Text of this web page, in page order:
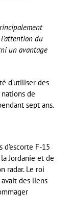
du
un avantage
d’utiliser des
de
sept ans.
d’escorte F-15
Jordanie et de
radar. Le roi
avait des liens